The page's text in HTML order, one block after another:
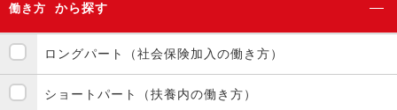
働き方 から探す
ロングパート（社会保険加入の働き方）
ショートパート（扶養内の働き方）